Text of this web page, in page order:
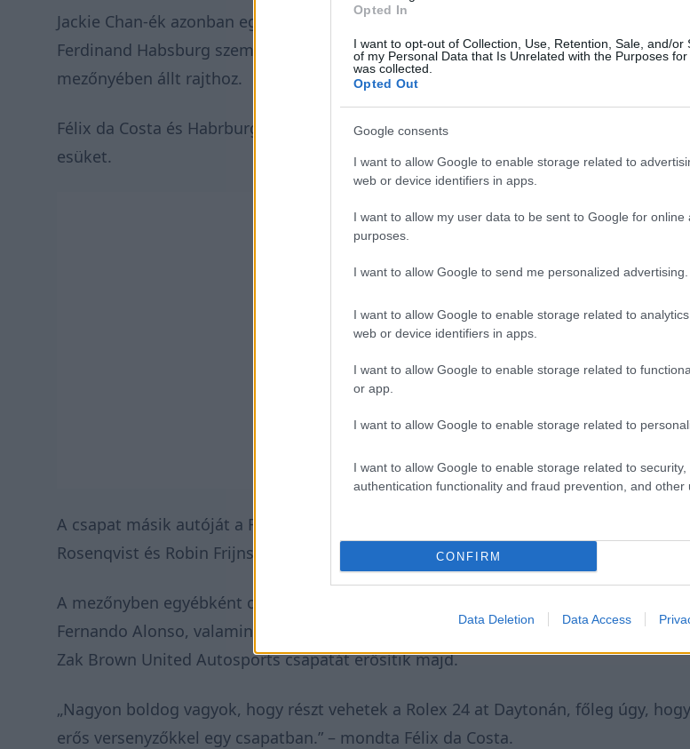
Opted In
I want to opt-out of Collection, Use, Retention, Sale, and/or
of my Personal Data that Is Unrelated with the Purposes
was collected.
Opted Out
Google consents
I want to allow Google to enable storage related to
web or device identifiers in apps.
I want to allow my user data to be sent to Google for online
purposes.
I want to allow Google to send me personalized advertising.
I want to allow Google to enable storage related to
web or device identifiers in apps.
I want to allow Google to enable storage related to
or app.
I want to allow Google to enable storage related to
I want to allow Google to enable storage related to security,
authentication functionality and fraud prevention, and other
CONFIRM
Data Deletion Data Access
Jackie Chan-ék azonban egy másik ismerős nevet is leigazoltak a 24 órás
Ferdinand Habsburg személyében, aki idén a FIA Formula 3 European
mezőnyében állt rajthoz.
Félix da Costa és Habrburg Alex Brundle-lel és Ho-Pin Tunggal osztják majd meg
esüket.
A csapat másik autóját a Forma-1-es Lance Stroll, valamint Daniel Juncadella, Felix
Rosenqvist és Robin Frijns vezetik majd,
A mezőnyben egyébként ott a Forma-1 egyik legjobb versenyzője, a kétszeres
Fernando Alonso, valamint a McLaren üdvöskéje, a 2017-es F3-as bajnok, Lando
Zak Brown United Autosports csapatát erősítik majd.
„Nagyon boldog vagyok, hogy részt vehetek a Rolex 24 at Daytonán, főleg úgy,
erős versenyzőkkel egy csapatban.” – mondta Félix da Costa.